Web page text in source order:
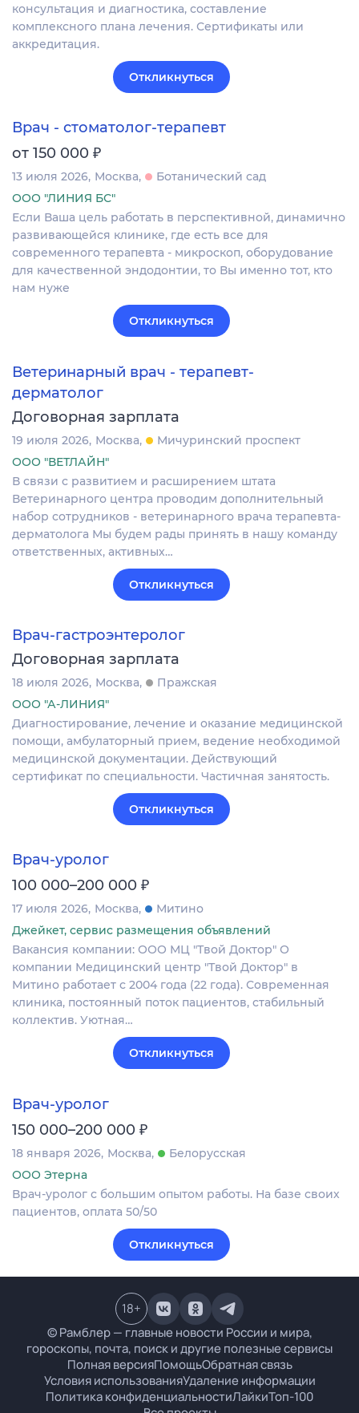
консультация и диагностика, составление
комплексного плана лечения. Сертификаты или
аккредитация.
Откликнуться
Врач - стоматолог-терапевт
от 150 000 ₽
13 июля 2026 Москва
Ботанический сад
ООО "ЛИНИЯ БС"
Если Ваша цель работать в перспективной, динамично
развивающейся клинике, где есть все для
современного терапевта - микроскоп, оборудование
для качественной эндодонтии, то Вы именно тот, кто
нам нуже
Откликнуться
Ветеринарный врач - терапевт-
дерматолог
Договорная зарплата
19 июля 2026 Москва
Мичуринский проспект
ООО "ВЕТЛАЙН"
В связи с развитием и расширением штата
Ветеринарного центра проводим дополнительный
набор сотрудников - ветеринарного врача терапевта-
дерматолога Мы будем рады принять в нашу команду
ответственных, активных…
Откликнуться
Врач-гастроэнтеролог
Договорная зарплата
18 июля 2026 Москва
Пражская
ООО "А-ЛИНИЯ"
Диагностирование, лечение и оказание медицинской
помощи, амбулаторный прием, ведение необходимой
медицинской документации. Действующий
сертификат по специальности. Частичная занятость.
Откликнуться
Врач-уролог
100 000–200 000 ₽
17 июля 2026 Москва
Митино
Джейкет, сервис размещения объявлений
Вакансия компании: ООО МЦ "Твой Доктор" О
компании Медицинский центр "Твой Доктор" в
Митино работает с 2004 года (22 года). Современная
клиника, постоянный поток пациентов, стабильный
коллектив. Уютная…
Откликнуться
Врач-уролог
150 000–200 000 ₽
18 января 2026 Москва
Белорусская
ООО Этерна
Врач-уролог с большим опытом работы. На базе своих
пациентов, оплата 50/50
Откликнуться
© Рамблер — главные новости России и мира,
гороскопы, почта, поиск и другие полезные сервисы
Полная версияПомощьОбратная связь
Условия использованияУдаление информации
Политика конфиденциальностиЛайкиТоп-100
18+